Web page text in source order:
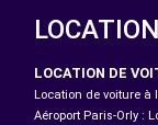
LOCATION DE
Location de voiture à
Aéroport Paris-Orly :